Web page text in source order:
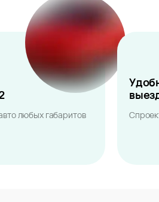
любых габаритов